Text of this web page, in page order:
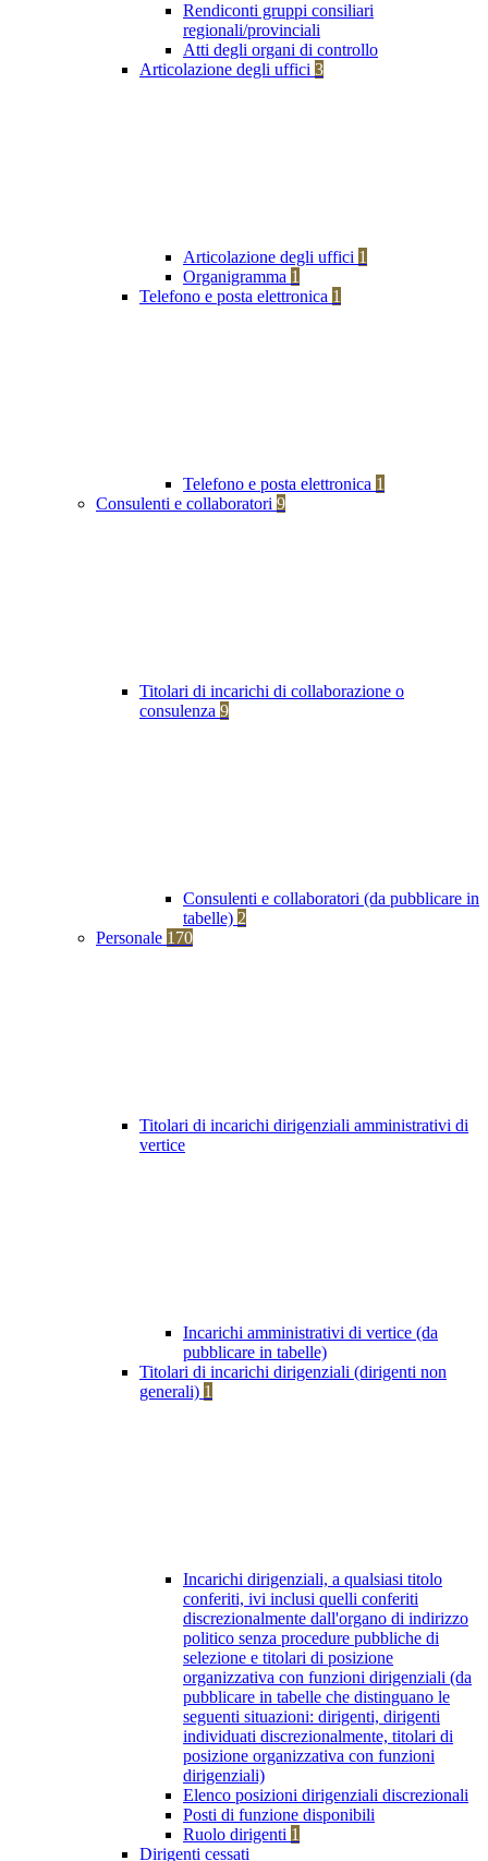
Rendiconti gruppi consiliari
regionali/provinciali
Atti degli organi di controllo
Articolazione degli uffici 3
Articolazione degli uffici 1
Organigramma 1
Telefono e posta elettronica 1
Telefono e posta elettronica 1
Consulenti e collaboratori 9
Titolari di incarichi di collaborazione o
consulenza 9
Consulenti e collaboratori (da pubblicare in
tabelle) 2
Personale 170
Titolari di incarichi dirigenziali amministrativi di
vertice
Incarichi amministrativi di vertice (da
pubblicare in tabelle)
Titolari di incarichi dirigenziali (dirigenti non
generali) 1
Incarichi dirigenziali, a qualsiasi titolo
conferiti, ivi inclusi quelli conferiti
discrezionalmente dall'organo di indirizzo
politico senza procedure pubbliche di
selezione e titolari di posizione
organizzativa con funzioni dirigenziali (da
pubblicare in tabelle che distinguano le
seguenti situazioni: dirigenti, dirigenti
individuati discrezionalmente, titolari di
posizione organizzativa con funzioni
dirigenziali)
Elenco posizioni dirigenziali discrezionali
Posti di funzione disponibili
Ruolo dirigenti 1
Dirigenti cessati